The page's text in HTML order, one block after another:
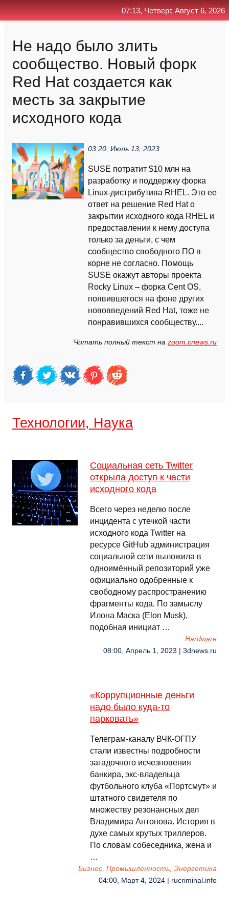
Не надо было злить
сообщество. Новый форк
Red Hat создается как
месть за закрытие
исходного кода
03:20, Июль 13, 2023
SUSE потратит $10 млн на
разработку и поддержку форка
Linux-дистрибутива RHEL. Это ее
ответ на решение Red Hat о
закрытии исходного кода RHEL и
предоставлении к нему доступа
только за деньги, с чем
сообщество свободного ПО в
корне не согласно. Помощь
SUSE окажут авторы проекта
Rocky Linux – форка Cent OS,
появившегося на фоне других
нововведений Red Hat, тоже не
понравившихся сообществу....
Читать полный текст на zoom.cnews.ru
Технологии, Наука
Социальная сеть Twitter
открыла доступ к части
исходного кода
Всего через неделю после
инцидента с утечкой части
исходного кода Twitter на
ресурсе GitHub администрация
социальной сети выложила в
одноимённый репозиторий уже
официально одобренные к
свободному распространению
фрагменты кода. По замыслу
Илона Маска (Elon Musk),
подобная инициат …
Hardware
08:00, Апрель 1, 2023 | 3dnews.ru
«Коррупционные деньги
надо было куда-то
парковать»
Телеграм-каналу ВЧК-ОГПУ
стали известны подробности
загадочного исчезновения
банкира, экс-владельца
футбольного клуба «Портсмут» и
штатного свидетеля по
множеству резонансных дел
Владимира Антонова. История в
духе самых крутых триллеров.
По словам собеседника, жена и
…
Бизнес, Промышленность, Энергетика
04:00, Март 4, 2024 | rucriminal.info
07:13, Четверг, Август 6, 2026